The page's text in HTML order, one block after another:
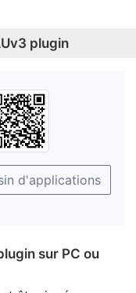
plugin
d'applications
sur PC ou